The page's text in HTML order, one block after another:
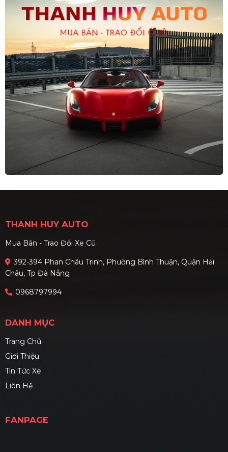
THANH HUY AUTO
Mua Bán - Trao Đổi Xe Cũ
392-394 Phan Châu Trinh, Phường Bình Thuận, Quận Hải
Châu, Tp Đà Nẵng
0968797994
DANH MỤC
Trang Chủ
Giới Thiệu
Tin Tức Xe
Liên Hệ
FANPAGE